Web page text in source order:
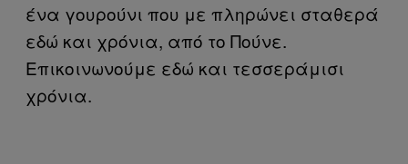
ένα γουρούνι που με πληρώνει σταθερά
εδώ και χρόνια, από το Πούνε.
Επικοινωνούμε εδώ και τεσσεράμισι
χρόνια.